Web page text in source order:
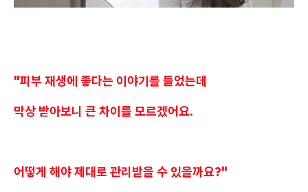
"피부 재생에 좋다는 이야기를 들었는데
막상 받아보니 큰 차이를 모르겠어요.
어떻게 해야 제대로 관리받을 수 있을까요?"